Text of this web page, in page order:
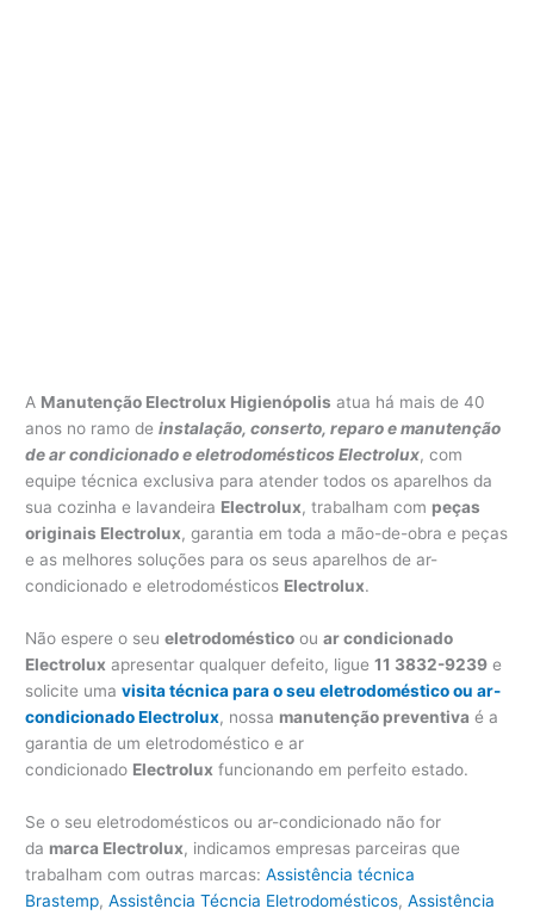
A Manutenção Electrolux Higienópolis atua há mais de 40
anos no ramo deinstalação, conserto, reparo e manutenção
de ar condicionado e eletrodomésticos Electrolux, com
equipe técnica exclusiva para atender todos os aparelhos da
sua cozinha e lavandeira Electrolux, trabalham com peças
originais Electrolux, garantia em toda a mão-de-obra e peças
e as melhores soluções para os seus aparelhos de ar-
condicionado e eletrodomésticos Electrolux.
Não espere o seueletrodoméstico ouar condicionado
Electrolux apresentar qualquer defeito, ligue11 3832-9239 e
solicite umavisita técnica para o seu eletrodoméstico ou ar-
condicionado Electrolux, nossa manutenção preventiva é a
garantia de um eletrodoméstico e ar
condicionado Electrolux funcionando em perfeito estado.
Se o seu eletrodomésticos ou ar-condicionado não for
da marca Electrolux, indicamos empresas parceiras que
trabalham com outras marcas:Assistência técnica
Brastemp,Assistência Técncia Eletrodomésticos,Assistência